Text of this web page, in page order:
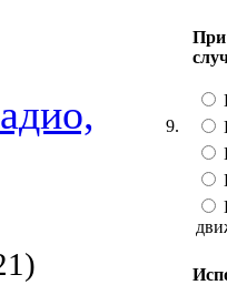
9.
При